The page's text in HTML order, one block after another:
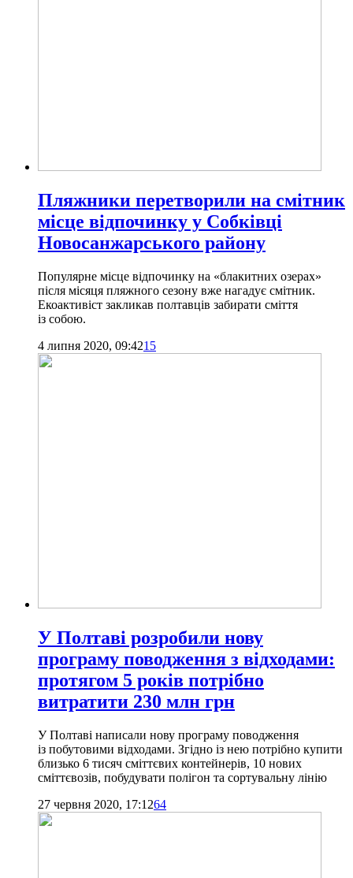
Пляжники перетворили на смітник
місце відпочинку у Собківці
Новосанжарського району
Популярне місце відпочинку на «блакитних озерах»
після місяця пляжного сезону вже нагадує смітник.
Екоактивіст закликав полтавців забирати сміття
із собою.
4 липня 2020, 09:4215
У Полтаві розробили нову
програму поводження з відходами:
протягом 5 років потрібно
витратити 230 млн грн
У Полтаві написали нову програму поводження
із побутовими відходами. Згідно із нею потрібно купити
близько 6 тисяч сміттєвих контейнерів, 10 нових
сміттєвозів, побудувати полігон та сортувальну лінію
27 червня 2020, 17:1264